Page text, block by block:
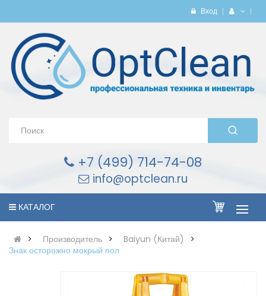
Вход
+7 (499) 714-74-08
info@optclean.ru
КАТАЛОГ
Производитель
Baiyun (Китай)
Знак осторожно мокрый пол